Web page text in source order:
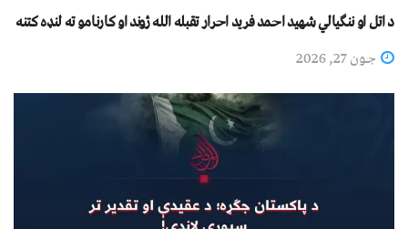
د اتل او ننګیالي شهید احمد فرید احرار تقبله الله ژوند او کارنامو ته لنډه کتنه
جون 27, 2026